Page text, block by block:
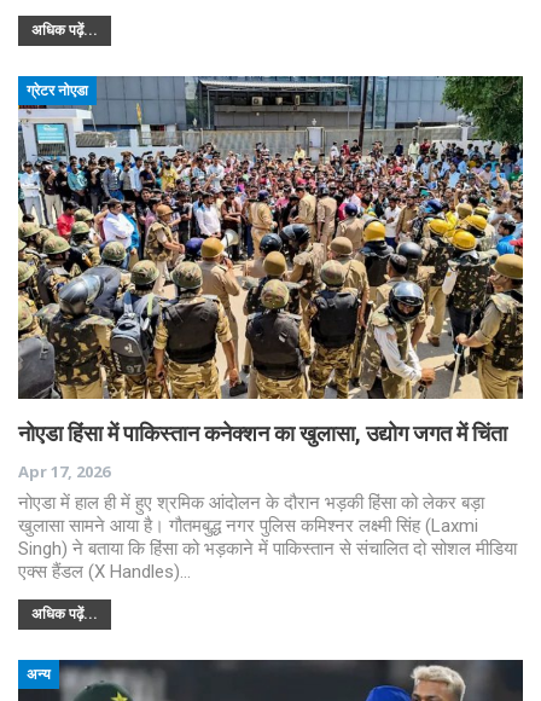
अधिक पढ़ें...
ग्रेटर नोएडा
नोएडा हिंसा में पाकिस्तान कनेक्शन का खुलासा, उद्योग जगत में चिंता
Apr 17, 2026
नोएडा में हाल ही में हुए श्रमिक आंदोलन के दौरान भड़की हिंसा को लेकर बड़ा
खुलासा सामने आया है। गौतमबुद्ध नगर पुलिस कमिश्नर लक्ष्मी सिंह (Laxmi
Singh) ने बताया कि हिंसा को भड़काने में पाकिस्तान से संचालित दो सोशल मीडिया
एक्स हैंडल (X Handles)…
अधिक पढ़ें...
अन्य